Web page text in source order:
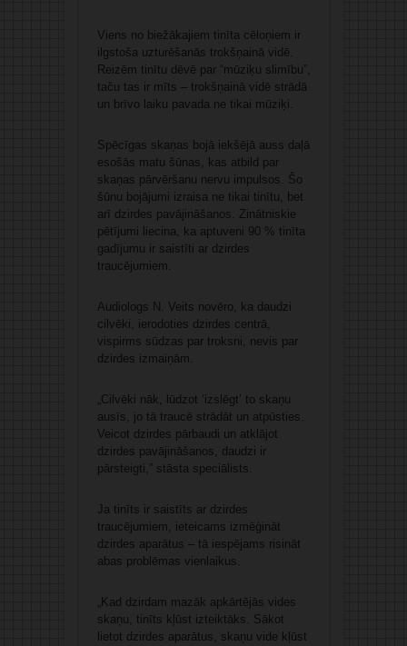
Viens no biežākajiem tinīta cēloņiem ir
ilgstoša uzturēšanās trokšņainā vidē.
Reizēm tinītu dēvē par “mūziķu slimību”,
taču tas ir mīts – trokšņainā vidē strādā
un brīvo laiku pavada ne tikai mūziķi.
Spēcīgas skaņas bojā iekšējā auss daļā
esošās matu šūnas, kas atbild par
skaņas pārvēršanu nervu impulsos. Šo
šūnu bojājumi izraisa ne tikai tinītu, bet
arī dzirdes pavājināšanos. Zinātniskie
pētījumi liecina, ka aptuveni 90 % tinīta
gadījumu ir saistīti ar dzirdes
traucējumiem.
Audiologs N. Veits novēro, ka daudzi
cilvēki, ierodoties dzirdes centrā,
vispirms sūdzas par troksni, nevis par
dzirdes izmaiņām.
„Cilvēki nāk, lūdzot ‘izslēgt’ to skaņu
ausīs, jo tā traucē strādāt un atpūsties.
Veicot dzirdes pārbaudi un atklājot
dzirdes pavājināšanos, daudzi ir
pārsteigti,” stāsta speciālists.
Ja tinīts ir saistīts ar dzirdes
traucējumiem, ieteicams izmēģināt
dzirdes aparātus – tā iespējams risināt
abas problēmas vienlaikus.
„Kad dzirdam mazāk apkārtējās vides
skaņu, tinīts kļūst izteiktāks. Sākot
lietot dzirdes aparātus, skaņu vide kļūst